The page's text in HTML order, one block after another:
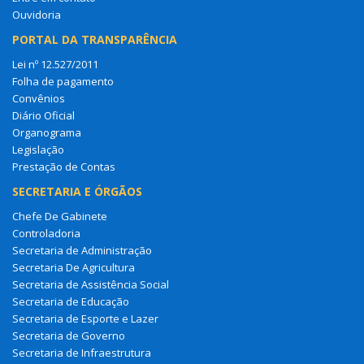
Ouvidoria
PORTAL DA TRANSPARÊNCIA
Lei nº 12.527/2011
Folha de pagamento
Convênios
Diário Oficial
Organograma
Legislação
Prestação de Contas
SECRETARIA E ÓRGÃOS
Chefe De Gabinete
Controladoria
Secretaria de Administração
Secretaria De Agricultura
Secretaria de Assistência Social
Secretaria de Educação
Secretaria de Esporte e Lazer
Secretaria de Governo
Secretaria de Infraestrutura